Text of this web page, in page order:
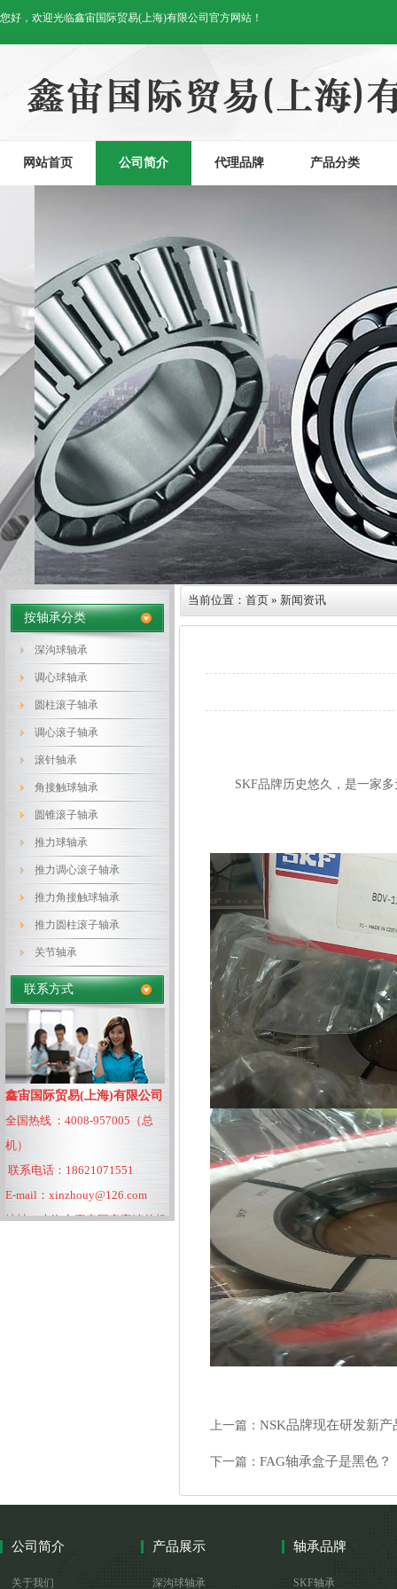
您好，欢迎光临鑫宙国际贸易(上海)有限公司官方网站！
网站首页 公司简介 代理品牌 产品分类
按轴承分类
深沟球轴承
调心球轴承
圆柱滚子轴承
调心滚子轴承
滚针轴承
角接触球轴承
圆锥滚子轴承
推力球轴承
推力调心滚子轴承
推力角接触球轴承
推力圆柱滚子轴承
关节轴承
联系方式
鑫宙国际贸易(上海)有限公司
全国热线 ：4008-957005（总
机）
联系电话：18621071551
E-mail： xinzhouy@126.com
地址：上海市嘉定区安亭镇前杨
当前位置： 首页 » 新闻资讯
SKF品牌历史悠久，是一家多
上一篇： NSK品牌现在研发新产
下一篇： FAG轴承盒子是黑色？
公司简介
关于我们
产品展示
深沟球轴承
轴承品牌
SKF轴承